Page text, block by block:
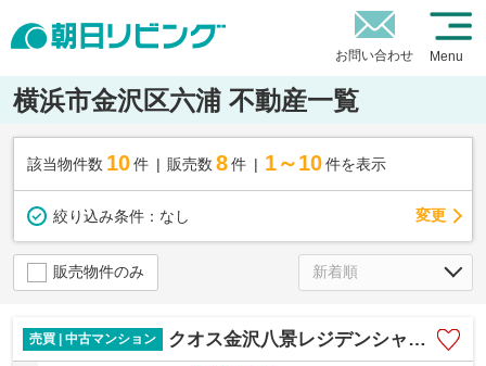
お問い合わせ Menu
横浜市金沢区六浦 不動産一覧
該当物件数 10件 販売数 8 件 1～10 件を表示
絞り込み条件： なし 変更
販売物件のみ
売買 | 中古マンション クオス金沢八景レジデンシャルステージ